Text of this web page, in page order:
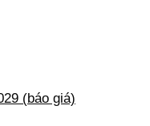
(báo giá)